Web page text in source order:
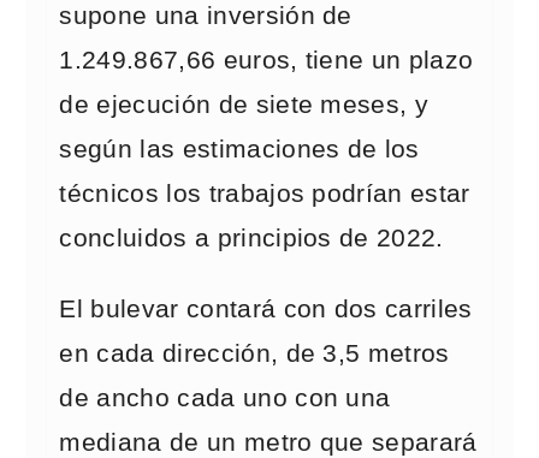
supone una inversión de
1.249.867,66 euros, tiene un plazo
de ejecución de siete meses, y
según las estimaciones de los
técnicos los trabajos podrían estar
concluidos a principios de 2022.
El bulevar contará con dos carriles
en cada dirección, de 3,5 metros
de ancho cada uno con una
mediana de un metro que separará